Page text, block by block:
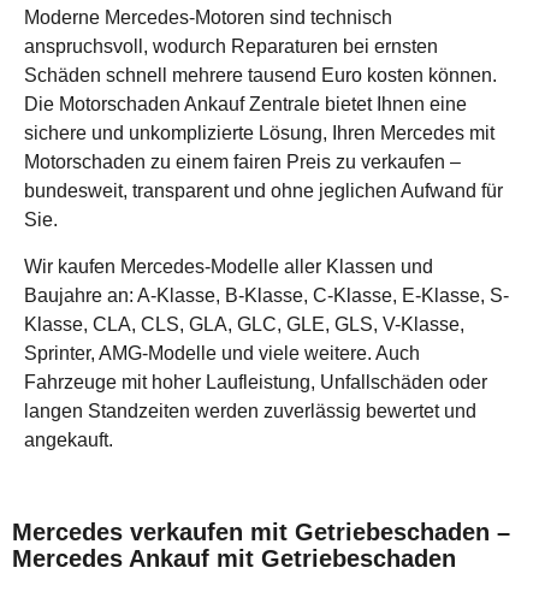
Moderne Mercedes-Motoren sind technisch
anspruchsvoll, wodurch Reparaturen bei ernsten
Schäden schnell mehrere tausend Euro kosten können.
Die Motorschaden Ankauf Zentrale bietet Ihnen eine
sichere und unkomplizierte Lösung, Ihren Mercedes mit
Motorschaden zu einem fairen Preis zu verkaufen –
bundesweit, transparent und ohne jeglichen Aufwand für
Sie.
Wir kaufen Mercedes-Modelle aller Klassen und
Baujahre an: A-Klasse, B-Klasse, C-Klasse, E-Klasse, S-
Klasse, CLA, CLS, GLA, GLC, GLE, GLS, V-Klasse,
Sprinter, AMG-Modelle und viele weitere. Auch
Fahrzeuge mit hoher Laufleistung, Unfallschäden oder
langen Standzeiten werden zuverlässig bewertet und
angekauft.
Mercedes verkaufen mit Getriebeschaden –
Mercedes Ankauf mit Getriebeschaden